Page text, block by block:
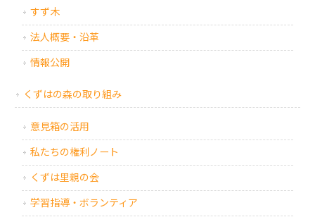
すず木
法人概要・沿革
情報公開
くずはの森の取り組み
意見箱の活用
私たちの権利ノート
くずは里親の会
学習指導・ボランティア